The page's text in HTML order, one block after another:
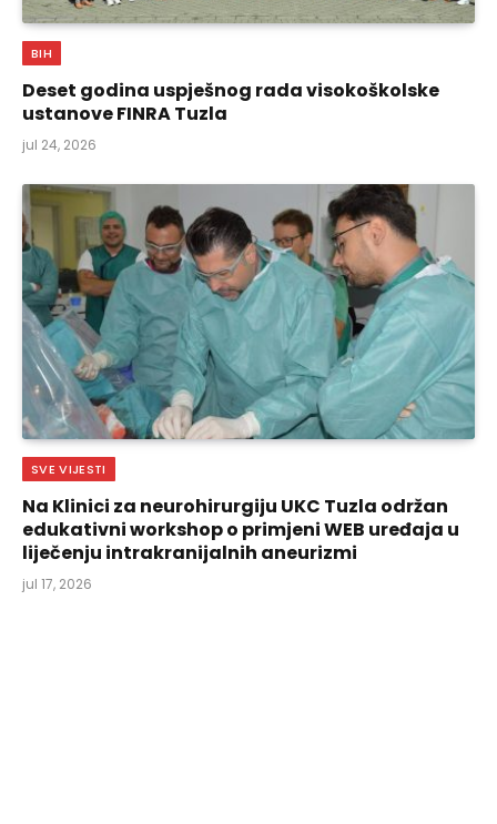
BIH
Deset godina uspješnog rada visokoškolske
ustanove FINRA Tuzla
jul 24, 2026
SVE VIJESTI
Na Klinici za neurohirurgiju UKC Tuzla održan
edukativni workshop o primjeni WEB uređaja u
liječenju intrakranijalnih aneurizmi
jul 17, 2026